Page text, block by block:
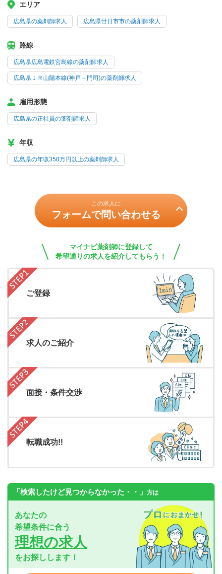
エリア
広島県の薬剤師求人 広島県廿日市市の薬剤師求人
路線
広島県広島電鉄宮島線の薬剤師求人
広島県ＪＲ山陽本線(神戸－門司)の薬剤師求人
雇用形態
広島県の正社員の薬剤師求人
年収
広島県の年収350万円以上の薬剤師求人
この求人に
フォームで問い合わせる
マイナビ薬剤師に登録して
希望通りの求人を紹介してもらう！
ご登録
求人のご紹介
面接・条件交渉
転職成功!!
「検索したけど見つからなかった・・」 方は
あなたの
希望条件に合う
理想の求人
をお探しします！